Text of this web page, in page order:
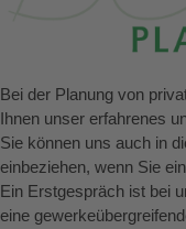
Bei der Planung von
Ihnen unser erfahrenes
Sie können uns auch in
einbeziehen, wenn Sie
Ein Erstgespräch ist bei
eine